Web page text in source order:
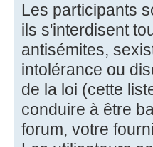
Les participants
ils s'interdisent
antisémites,
intolérance ou
de la loi (cette
conduire à être
forum, votre